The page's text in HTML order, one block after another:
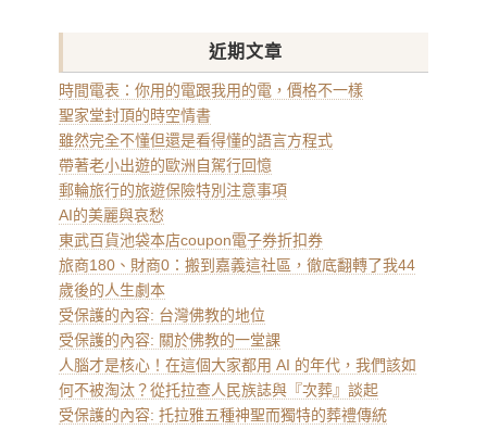
近期文章
時間電表：你用的電跟我用的電，價格不一樣
聖家堂封頂的時空情書
雖然完全不懂但還是看得懂的語言方程式
帶著老小出遊的歐洲自駕行回憶
郵輪旅行的旅遊保險特別注意事項
AI的美麗與哀愁
東武百貨池袋本店coupon電子券折扣券
旅商180、財商0：搬到嘉義這社區，徹底翻轉了我44
歲後的人生劇本
受保護的內容: 台灣佛教的地位
受保護的內容: 關於佛教的一堂課
人腦才是核心！在這個大家都用 AI 的年代，我們該如
何不被淘汰？從托拉查人民族誌與『次葬』談起
受保護的內容: 托拉雅五種神聖而獨特的葬禮傳統